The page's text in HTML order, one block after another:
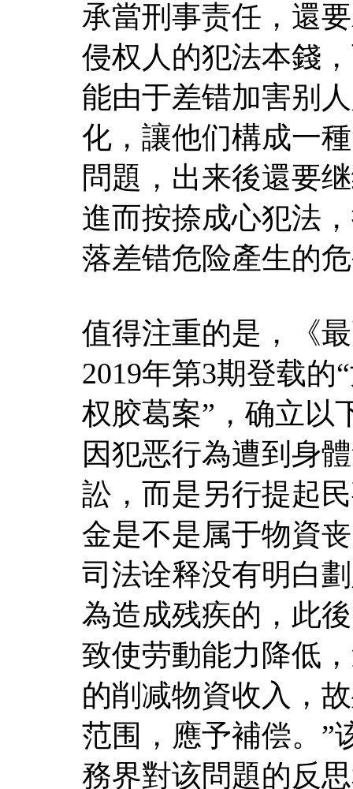
承當刑事责任，還
侵权人的犯法本錢
能由于差错加害别
化，讓他们構成一
問題，出来後還要
進而按捺成心犯法
落差错危险產生的
值得注重的是，《
2019年第3期登载
权胶葛案”，确立以
因犯恶行為遭到身
訟，而是另行提起
金是不是属于物資
司法诠释没有明白
為造成残疾的，此
致使劳動能力降低
的削减物資收入，
范围，應予補偿。”
務界對该問題的反